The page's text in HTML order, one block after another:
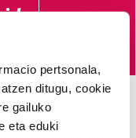
pertsonala,
ditugu, cookie
gailuko
eta eduki